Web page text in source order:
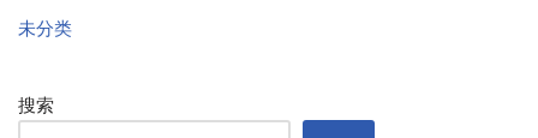
未分类
搜索